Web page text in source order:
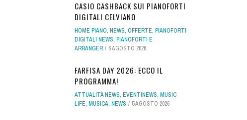
CASIO CASHBACK SUI PIANOFORTI
DIGITALI CELVIANO
HOME PIANO, NEWS, OFFERTE, PIANOFORTI
DIGITALI NEWS, PIANOFORTI E
ARRANGER
6 AGOSTO 2026
FARFISA DAY 2026: ECCO IL
PROGRAMMA!
ATTUALITÀ NEWS, EVENTINEWS, MUSIC
LIFE, MUSICA, NEWS 5 AGOSTO 2026